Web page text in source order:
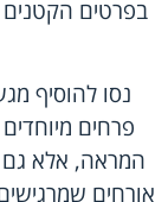
בפרטים
נסו להוסיף
פרחים
המראה, אלא
אורחים